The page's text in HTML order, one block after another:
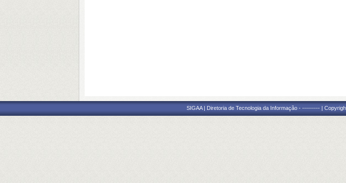
SIGAA | Diretoria de Tecnologia da Informação - --------- |